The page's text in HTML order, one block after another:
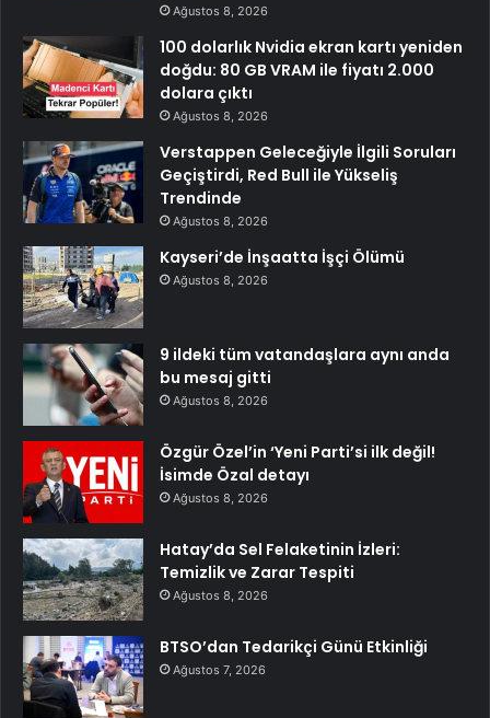
Ağustos 8, 2026
100 dolarlık Nvidia ekran kartı yeniden
doğdu: 80 GB VRAM ile fiyatı 2.000
dolara çıktı
Ağustos 8, 2026
Verstappen Geleceğiyle İlgili Soruları
Geçiştirdi, Red Bull ile Yükseliş
Trendinde
Ağustos 8, 2026
Kayseri’de İnşaatta İşçi Ölümü
Ağustos 8, 2026
9 ildeki tüm vatandaşlara aynı anda
bu mesaj gitti
Ağustos 8, 2026
Özgür Özel’in ‘Yeni Parti’si ilk değil!
İsimde Özal detayı
Ağustos 8, 2026
Hatay’da Sel Felaketinin İzleri:
Temizlik ve Zarar Tespiti
Ağustos 8, 2026
BTSO’dan Tedarikçi Günü Etkinliği
Ağustos 7, 2026